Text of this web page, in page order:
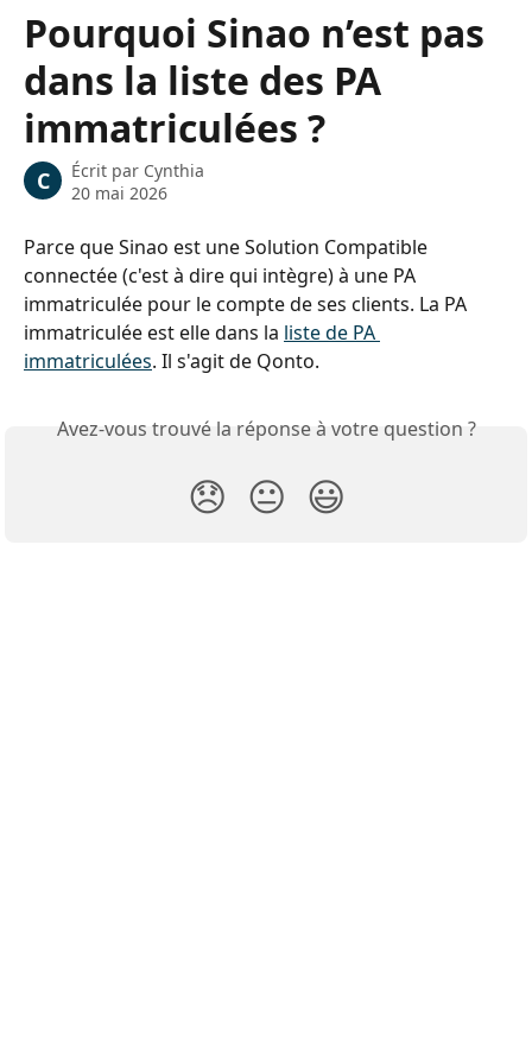
Passer au contenu principal
Pourquoi Sinao n’est pas
dans la liste des PA
immatriculées ?
C Écrit par Cynthia
20 mai 2026
Parce que Sinao est une Solution Compatible
connectée (c'est à dire qui intègre) à une PA
immatriculée pour le compte de ses clients. La PA
immatriculée est elle dans la liste de PA
immatriculées. Il s'agit de Qonto.
Avez-vous trouvé la réponse à votre question ?
😞 😐 😃